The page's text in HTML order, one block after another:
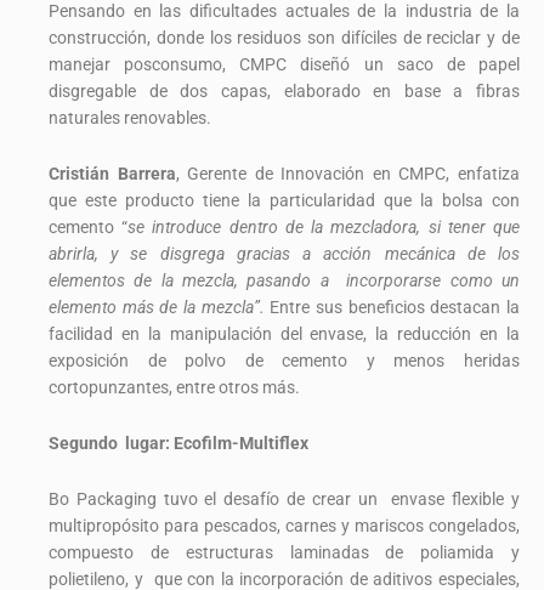
Pensando en las dificultades actuales de la industria de la
construcción, donde los residuos son difíciles de reciclar y de
manejar posconsumo, CMPC diseñó un saco de papel
disgregable de dos capas, elaborado en base a fibras
naturales renovables.
Cristián Barrera, Gerente de Innovación en CMPC, enfatiza
que este producto tiene la particularidad que la bolsa con
cemento “se introduce dentro de la mezcladora, si tener que
abrirla, y se disgrega gracias a acción mecánica de los
elementos de la mezcla, pasando a incorporarse como un
elemento más de la mezcla”. Entre sus beneficios destacan la
facilidad en la manipulación del envase, la reducción en la
exposición de polvo de cemento y menos heridas
cortopunzantes, entre otros más.
Segundo lugar: Ecofilm-Multiflex
Bo Packaging tuvo el desafío de crear un envase flexible y
multipropósito para pescados, carnes y mariscos congelados,
compuesto de estructuras laminadas de poliamida y
polietileno, y que con la incorporación de aditivos especiales,